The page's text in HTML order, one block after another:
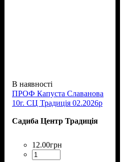
В наявності
ПРОФ Капуста Славанова
10г. СЦ Традиція 02.2026р
Садиба Центр Традиція
12.00грн